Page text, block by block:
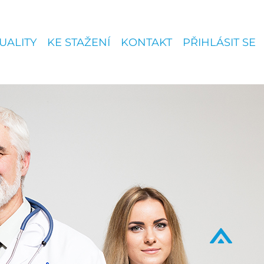
KE STAŽENÍ KONTAKT PŘIHLÁSIT SE